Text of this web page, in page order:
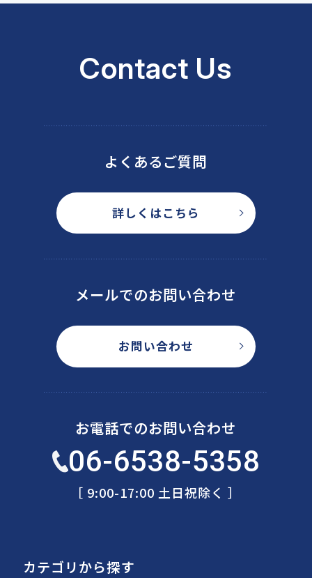
Contact Us
よくあるご質問
詳しくはこちら
メールでのお問い合わせ
お問い合わせ
お電話でのお問い合わせ
06-6538-5358
［ 9:00-17:00 土日祝除く ］
カテゴリから探す